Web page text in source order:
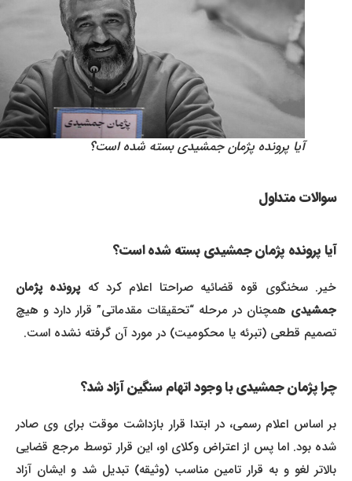
آیا پرونده پژمان جمشیدی بسته شده است؟
سوالات متداول
آیا پرونده پژمان جمشیدی بسته شده است؟
خیر. سخنگوی قوه قضائیه صراحتا اعلام کرد کهپرونده پژمان
جمشیدیهمچنان در مرحله “تحقیقات مقدماتی” قرار دارد و هیچ
تصمیم قطعی (تبرئه یا محکومیت) در مورد آن گرفته نشده است.
چرا پژمان جمشیدی با وجود اتهام سنگین آزاد شد؟
بر اساس اعلام رسمی، در ابتدا قرار بازداشت موقت برای وی صادر
شده بود. اما پس از اعتراض وکلای او، این قرار توسط مرجع قضایی
بالاتر لغو و به قرار تامین مناسب (وثیقه) تبدیل شد و ایشان آزاد